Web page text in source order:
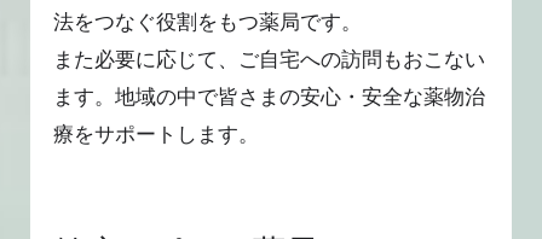
法をつなぐ役割をもつ薬局です。
また必要に応じて、ご自宅への訪問もおこない
ます。地域の中で皆さまの安心・安全な薬物治
療をサポートします。